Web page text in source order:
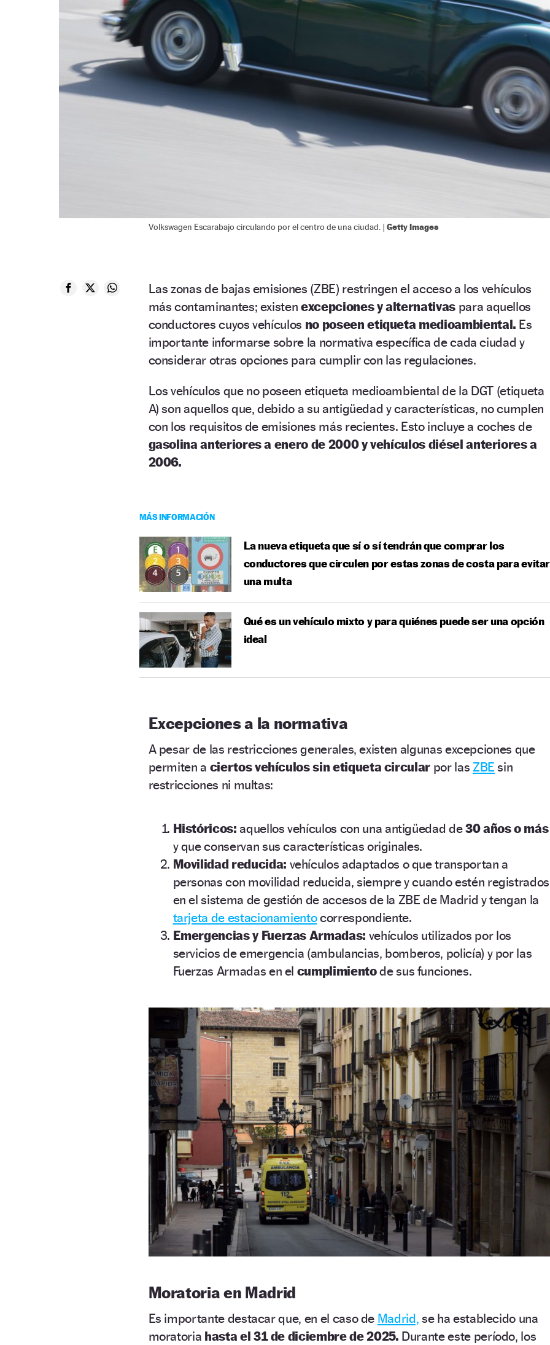
Volkswagen Escarabajo circulando por el centro de una ciudad. | Getty Images
Las zonas de bajas emisiones (ZBE) restringen el acceso a los vehículos
más contaminantes; existenexcepciones y alternativaspara aquellos
conductores cuyos vehículos no poseen etiqueta medioambiental. Es
importante informarse sobre la normativa específica de cada ciudad y
considerar otras opciones para cumplir con las regulaciones.
Los vehículos que no poseen etiqueta medioambiental de la DGT (etiqueta
A) son aquellos que, debido a su antigüedad y características, no cumplen
con los requisitos de emisiones más recientes. Esto incluye a coches de
gasolina anteriores a enero de 2000 y vehículos diésel anteriores a
2006.
MÁS INFORMACIÓN
La nueva etiqueta que sí o sí tendrán que comprar los
conductores que circulen por estas zonas de costa para evitar
una multa
Qué es un vehículo mixto y para quiénes puede ser una opción
ideal
Excepciones a la normativa
A pesar de las restricciones generales, existen algunas excepciones que
permiten a ciertos vehículos sin etiqueta circular por las ZBE sin
restricciones ni multas:
Históricos: aquellos vehículos con una antigüedad de30 años o más
y que conservan sus características originales.
Movilidad reducida: vehículos adaptados o que transportan a
personas con movilidad reducida, siempre y cuando estén registrados
en el sistema de gestión de accesos de la ZBE de Madrid y tengan la
tarjeta de estacionamientocorrespondiente.
Emergencias y Fuerzas Armadas: vehículos utilizados por los
servicios de emergencia (ambulancias, bomberos, policía) y por las
Fuerzas Armadas en el cumplimientode sus funciones.
Moratoria en Madrid
Es importante destacar que, en el caso de Madrid, se ha establecido una
moratoria hasta el 31 de diciembre de 2025. Durante este período, los